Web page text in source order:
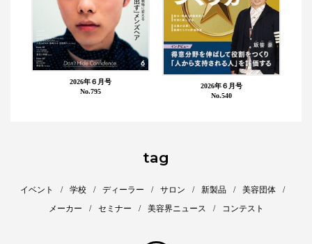
2026年６月号
No.795
2026年６月号
No.540
tag
イベント 学校 ディーラー サロン 新製品
美容団体
メーカー
セミナー 美容界ニュース コンテスト